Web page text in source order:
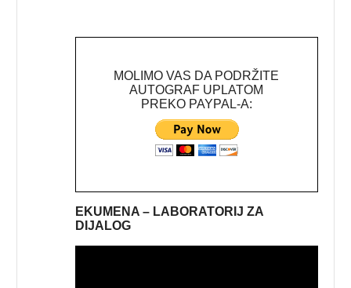
MOLIMO VAS DA PODRŽITE
AUTOGRAF UPLATOM
PREKO PAYPAL-A:
EKUMENA – LABORATORIJ ZA
DIJALOG